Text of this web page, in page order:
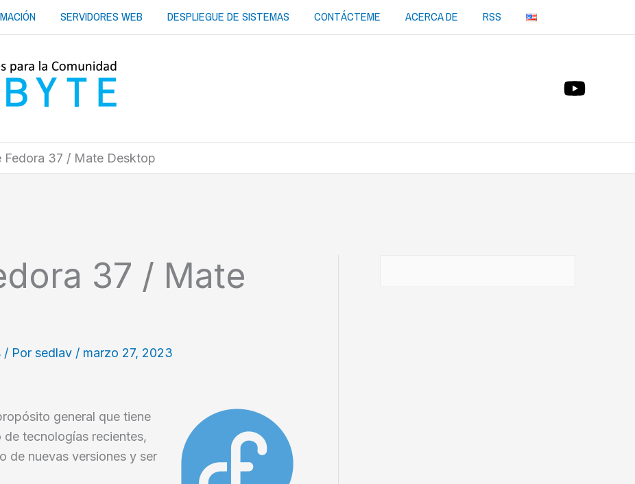
SERVIDORES WEB DESPLIEGUE DE SISTEMAS CONTÁCTEME ACERCA DE RSS
Fedora 37 / Mate Desktop
37 / Mate
/ Por sedlav / marzo 27, 2023
general que tiene
tecnologías recientes,
de nuevas versiones y ser